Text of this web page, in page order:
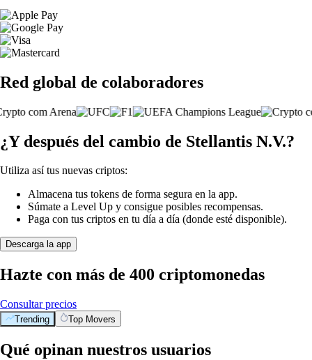
Red global de colaboradores
¿Y después del cambio de Stellantis N.V.?
Utiliza así tus nuevas criptos:
Almacena tus tokens de forma segura en la app.
Súmate a Level Up y consigue posibles recompensas.
Paga con tus criptos en tu día a día (donde esté disponible).
Descarga la app
Hazte con más de 400 criptomonedas
Consultar precios
Trending Top Movers
Qué opinan nuestros usuarios